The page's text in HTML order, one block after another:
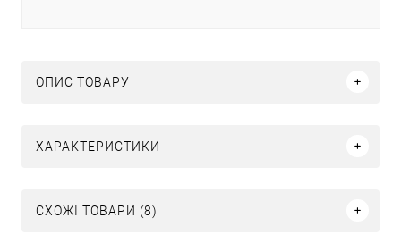
ОПИС ТОВАРУ
ХАРАКТЕРИСТИКИ
СХОЖІ ТОВАРИ (8)